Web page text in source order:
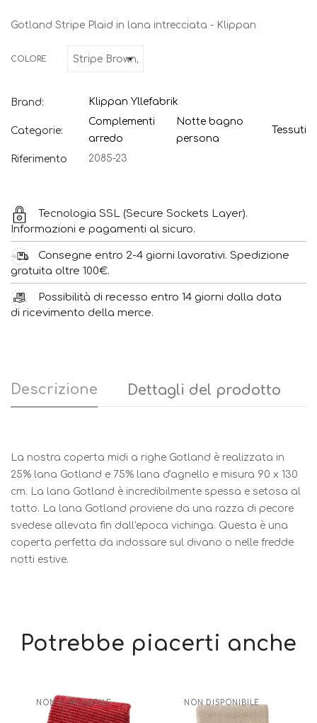
Gotland Stripe Plaid in lana intrecciata - Klippan
COLORE
Brand: Klippan Yllefabrik
Categorie:
Complementi
arredo
Notte bagno
persona
Tessuti
Riferimento 2085-23
Tecnologia SSL (Secure Sockets Layer).
Informazioni e pagamenti al sicuro.
Consegne entro 2-4 giorni lavorativi. Spedizione
gratuita oltre 100€.
Possibilità di recesso entro 14 giorni dalla data
di ricevimento della merce.
Descrizione Dettagli del prodotto
La nostra coperta midi a righe Gotland è realizzata in
25% lana Gotland e 75% lana d'agnello e misura 90 x 130
cm. La lana Gotland è incredibilmente spessa e setosa al
tatto. La lana Gotland proviene da una razza di pecore
svedese allevata fin dall'epoca vichinga. Questa è una
coperta perfetta da indossare sul divano o nelle fredde
notti estive.
Potrebbe piacerti anche
NON DISPONIBILE NON DISPONIBILE